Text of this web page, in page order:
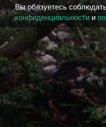
Вы обязуетесь
конфиденциальности и